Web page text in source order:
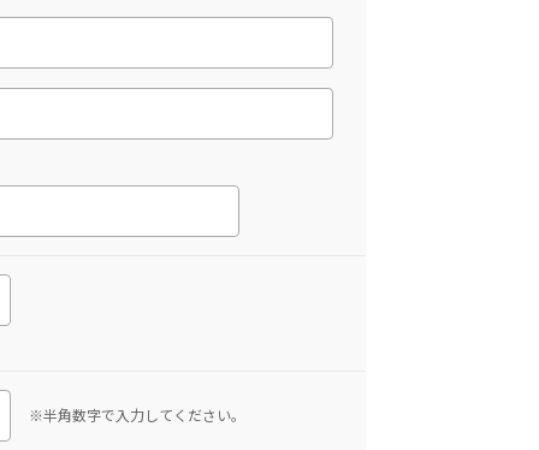
※半角数字で入力してください。